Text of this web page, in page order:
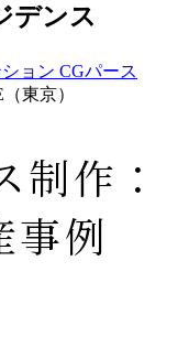
デンス
ョン CGパース
東京）
制作：
事例